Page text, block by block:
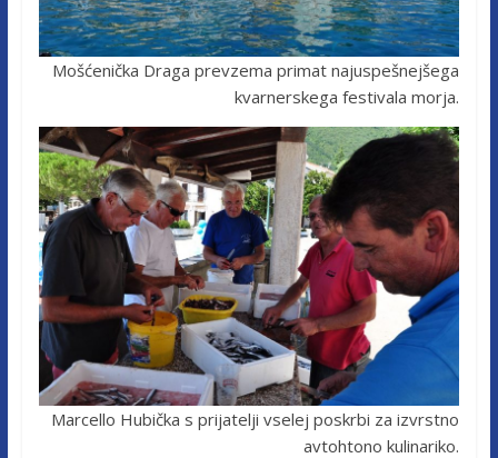
Mošćenička Draga prevzema primat najuspešnejšega
kvarnerskega festivala morja.
Marcello Hubička s prijatelji vselej poskrbi za izvrstno
avtohtono kulinariko.